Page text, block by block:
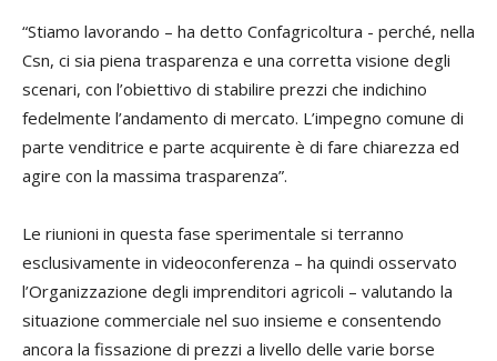
“Stiamo lavorando – ha detto Confagricoltura - perché, nella
Csn, ci sia piena trasparenza e una corretta visione degli
scenari, con l’obiettivo di stabilire prezzi che indichino
fedelmente l’andamento di mercato. L’impegno comune di
parte venditrice e parte acquirente è di fare chiarezza ed
agire con la massima trasparenza”.
Le riunioni in questa fase sperimentale si terranno
esclusivamente in videoconferenza – ha quindi osservato
l’Organizzazione degli imprenditori agricoli – valutando la
situazione commerciale nel suo insieme e consentendo
ancora la fissazione di prezzi a livello delle varie borse